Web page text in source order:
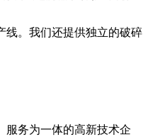
线。我们还提供独立的破碎
服务为一体的高新技术企